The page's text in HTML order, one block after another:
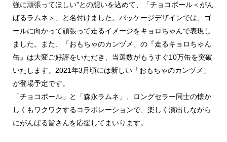
強に頑張ってほしい”との想いを込めて、「チョコボール＜がん
ばるラムネ＞」と名付けました。パッケージデザインでは、ゴ
ールに向かって頑張って走るイメージをキョロちゃんで表現し
ました。また、「おもちゃのカンヅメ」の『走るキョロちゃん
缶』は大変ご好評をいただき、当選数がもうすぐ10万缶を突破
いたします。2021年3月頃には新しい「おもちゃのカンヅメ」
が登場予定です。
「チョコボール」と「森永ラムネ」、ロングセラー同士の懐か
しくもワクワクするコラボレーションで、楽しく演出しながら
にがんばる皆さんを応援してまいります。